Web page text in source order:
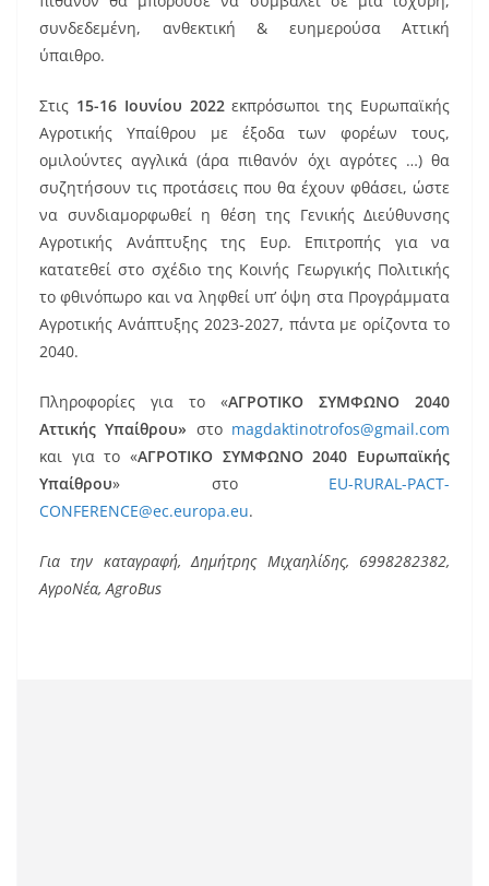
συνδεδεμένη, ανθεκτική & ευημερούσα Αττική
ύπαιθρο.
Στις 15-16 Ιουνίου 2022εκπρόσωποι της Ευρωπαϊκής
Αγροτικής Υπαίθρου με έξοδα των φορέων τους,
ομιλούντες αγγλικά (άρα πιθανόν όχι αγρότες …) θα
συζητήσουν τις προτάσεις που θα έχουν φθάσει, ώστε
να συνδιαμορφωθεί η θέση της Γενικής Διεύθυνσης
Αγροτικής Ανάπτυξης της Ευρ. Επιτροπής για να
κατατεθεί στο σχέδιο της Κοινής Γεωργικής Πολιτικής
το φθινόπωρο και να ληφθεί υπ’ όψη στα Προγράμματα
Αγροτικής Ανάπτυξης 2023-2027, πάντα με ορίζοντα το
2040.
Πληροφορίες για το «ΑΓΡΟΤΙΚΟ ΣΥΜΦΩΝΟ 2040
Αττικής Υπαίθρου» στο magdaktinotrofos@gmail.com
και για το «ΑΓΡΟΤΙΚΟ ΣΥΜΦΩΝΟ 2040 Ευρωπαϊκής
Υπαίθρου» στο EU-RURAL-PACT-
CONFERENCE@ec.europa.eu.
Για την καταγραφή, Δημήτρης Μιχαηλίδης, 6998282382,
ΑγροΝέα, AgroBus